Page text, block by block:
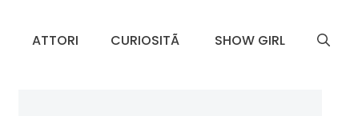
ATTORI CURIOSITÃ SHOW GIRL